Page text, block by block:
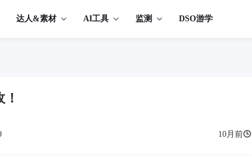
达人&素材 AI工具 监测 DSO游学
10月前